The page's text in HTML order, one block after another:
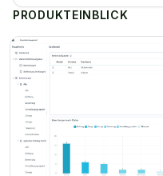
PRODUKTEINBLICK